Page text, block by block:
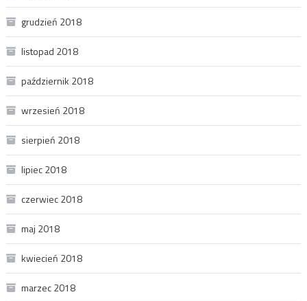
grudzień 2018
listopad 2018
październik 2018
wrzesień 2018
sierpień 2018
lipiec 2018
czerwiec 2018
maj 2018
kwiecień 2018
marzec 2018